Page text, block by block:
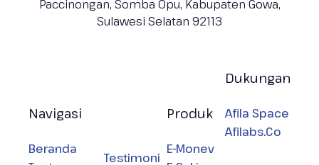
Paccinongan, Somba Opu, Kabupaten Gowa,
Sulawesi Selatan 92113
Navigasi
Beranda
Testimoni
Produk
E-Monev
Dukungan
Afila Space
Afilabs.Co